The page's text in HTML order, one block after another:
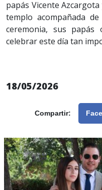
papás Vicente
templo acompañada
ceremonia, sus papás
celebrar este día tan
18/05/2026
Compartir: